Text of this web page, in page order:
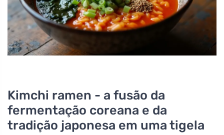
Kimchi ramen - a fusão da
fermentação coreana e da
tradição japonesa em uma tigela